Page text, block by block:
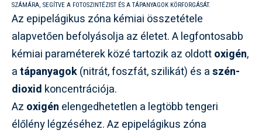
SZÁMÁRA, SEGÍTVE A FOTOSZINTÉZIST ÉS A TÁPANYAGOK KÖRFORGÁSÁT.
Az epipelágikus zóna kémiai összetétele
alapvetően befolyásolja az életet. A legfontosabb
kémiai paraméterek közé tartozik az oldottoxigén,
atápanyagok(nitrát, foszfát, szilikát) és aszén-
dioxid koncentrációja.
Az oxigén elengedhetetlen a legtöbb tengeri
élőlény légzéséhez. Az epipelágikus zóna